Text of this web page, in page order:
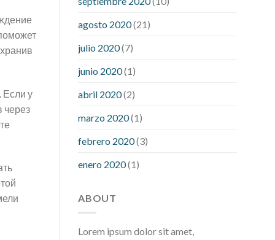
Если у
через
hour after eatingwhat to do when
diabetic blood sugar is high
agosto 2020(21)
julio 2020(7)
junio 2020(1)
abril 2020(2)
marzo 2020(1)
febrero 2020(3)
enero 2020(1)
ABOUT
Lorem ipsum dolor sit amet,